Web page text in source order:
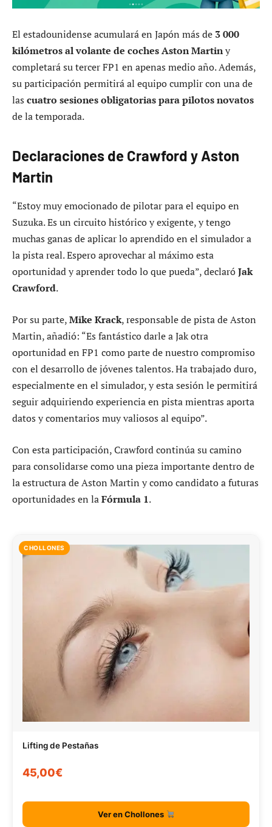
El estadounidense acumulará en Japón más de 3 000
kilómetros al volante de coches Aston Martiny
completará su tercer FP1 en apenas medio año. Además,
su participación permitirá al equipo cumplir con una de
las cuatro sesiones obligatorias para pilotos novatos
de la temporada.
Declaraciones de Crawford y Aston
Martin
“Estoy muy emocionado de pilotar para el equipo en
Suzuka. Es un circuito histórico y exigente, y tengo
muchas ganas de aplicar lo aprendido en el simulador a
la pista real. Espero aprovechar al máximo esta
oportunidad y aprender todo lo que pueda”, declaróJak
Crawford.
Por su parte,Mike Krack, responsable de pista de Aston
Martin, añadió: “Es fantástico darle a Jak otra
oportunidad en FP1 como parte de nuestro compromiso
con el desarrollo de jóvenes talentos. Ha trabajado duro,
especialmente en el simulador, y esta sesión le permitirá
seguir adquiriendo experiencia en pista mientras aporta
datos y comentarios muy valiosos al equipo”.
Con esta participación, Crawford continúa su camino
para consolidarse como una pieza importante dentro de
la estructura de Aston Martin y como candidato a futuras
oportunidades en laFórmula 1.
CHOLLONES
Lifting de Pestañas
45,00€
Ver en Chollones